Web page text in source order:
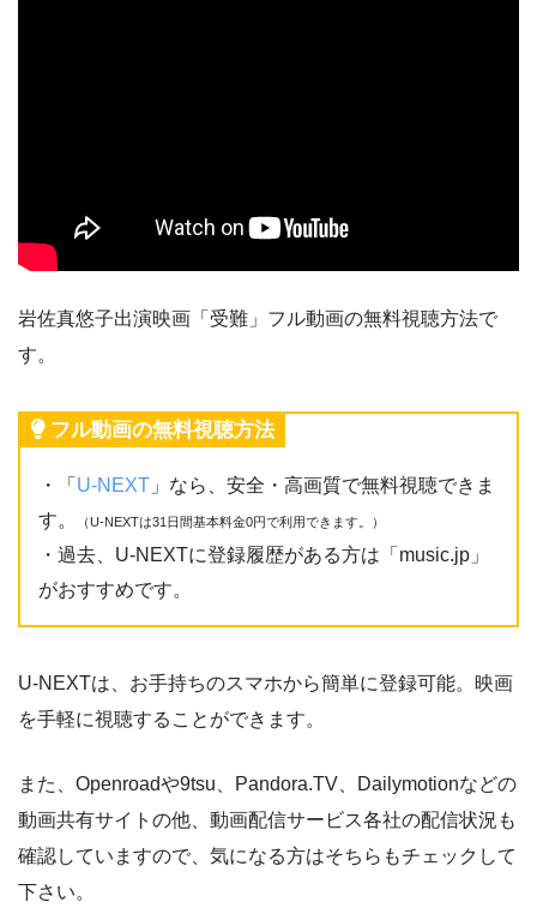
岩佐真悠子出演映画「受難」フル動画の無料視聴方法で
す。
フル動画の無料視聴方法
・「 U-NEXT 」なら、安全・高画質で無料視聴できま
す。
（U-NEXTは31日間基本料金0円で利用できます。）
・過去、U-NEXTに登録履歴がある方は「music.jp」
がおすすめです。
U-NEXTは、お手持ちのスマホから簡単に登録可能。映画
を手軽に視聴することができます。
また、Openroadや9tsu、Pandora.TV、Dailymotionなどの
動画共有サイトの他、動画配信サービス各社の配信状況も
確認していますので、気になる方はそちらもチェックして
下さい。